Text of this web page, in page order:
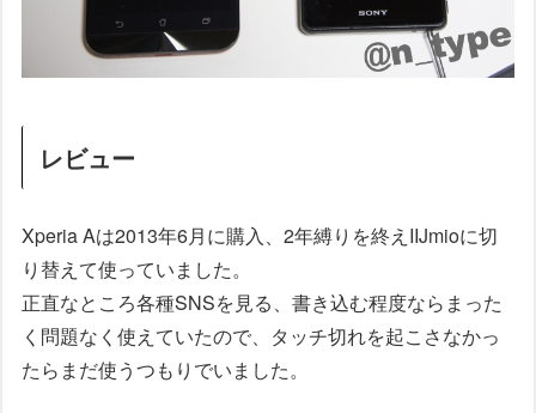
レビュー
Xperia Aは2013年6月に購入、2年縛りを終えIIJmioに切
り替えて使っていました。
正直なところ各種SNSを見る、書き込む程度ならまった
く問題なく使えていたので、タッチ切れを起こさなかっ
たらまだ使うつもりでいました。